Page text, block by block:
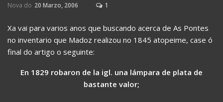
Nova do 20 Marzo, 2006 1
Xa vai para varios anos que buscando acerca de As Pontes
no inventario que Madoz realizou no 1845 atopeime, case ó
final do artigo o seguinte:
En 1829 robaron de la igl. una lámpara de plata de
bastante valor;